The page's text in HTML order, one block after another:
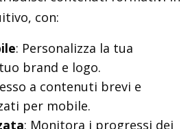
con:
: Personalizza la tua
brand e logo.
a contenuti brevi e
per mobile.
: Monitora i progressi dei